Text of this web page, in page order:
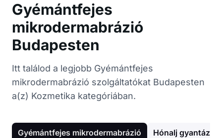
Gyémántfejes
mikrodermabrázió
Budapesten
Itt találod a legjobb Gyémántfejes
mikrodermabrázió szolgáltatókat Budapesten
a(z) Kozmetika kategóriában.
Gyémántfejes mikrodermabrázió Hónalj gyantázás